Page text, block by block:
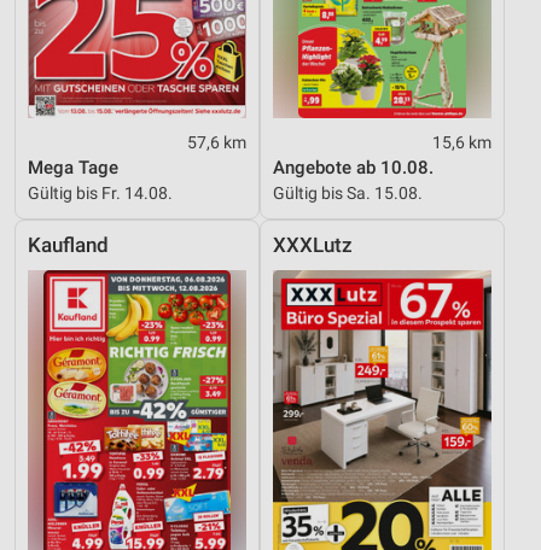
57,6 km
Mega Tage
Gültig bis Fr. 14.08.
15,6 km
Angebote ab 10.08.
Gültig bis Sa. 15.08.
Kaufland XXXLutz